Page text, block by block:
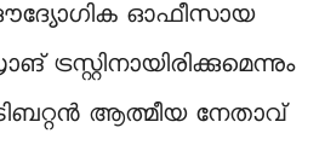
ഓഫീസായ
ടിബറ്റൻ ആത്മീയ നേതാവ്